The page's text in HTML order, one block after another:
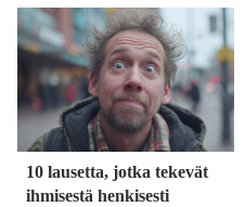
10 lausetta, jotka tekevät
ihmisestä henkisesti